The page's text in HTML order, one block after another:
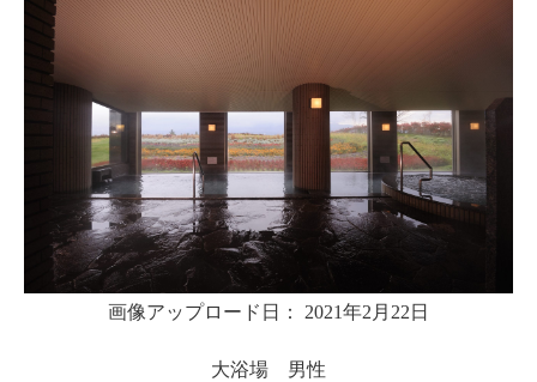
画像アップロード日： 2021年2月22日
大浴場 男性